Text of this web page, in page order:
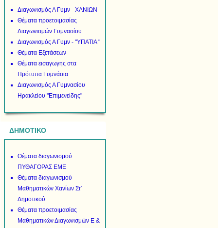
Διαγωνισμός Α Γυμν - ΧΑΝΙΩΝ
Θέματα προετοιμασίας
Διαγωνισμών Γυμνασίου
Διαγωνισμός Α Γυμν - "ΥΠΑΤΙΑ "
Θέματα Εξετάσεων
Θέματα εισαγωγης στα
Πρότυπα Γυμνάσια
Διαγωνισμός Α Γυμνασίου
Ηρακλείου "Επιμενείδης"
ΔΗΜΟΤΙΚΟ
Θέματα διαγωνισμού
ΠΥΘΑΓΟΡΑΣ ΕΜΕ
Θέματα διαγωνισμού
Μαθηματικών Χανίων Στ΄
Δημοτικού
Θέματα προετοιμασίας
Μαθηματικών Διαγωνισμών Ε &